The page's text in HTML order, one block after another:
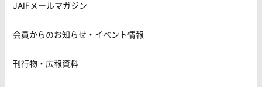
JAIFメールマガジン
会員からのお知らせ・イベント情報
刊行物・広報資料